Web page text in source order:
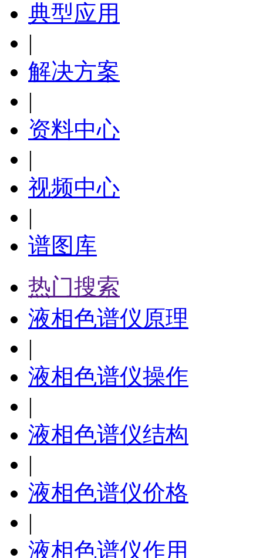
典型应用
|
解决方案
|
资料中心
|
视频中心
|
谱图库
热门搜索
液相色谱仪原理
|
液相色谱仪操作
|
液相色谱仪结构
|
液相色谱仪价格
|
液相色谱仪作用